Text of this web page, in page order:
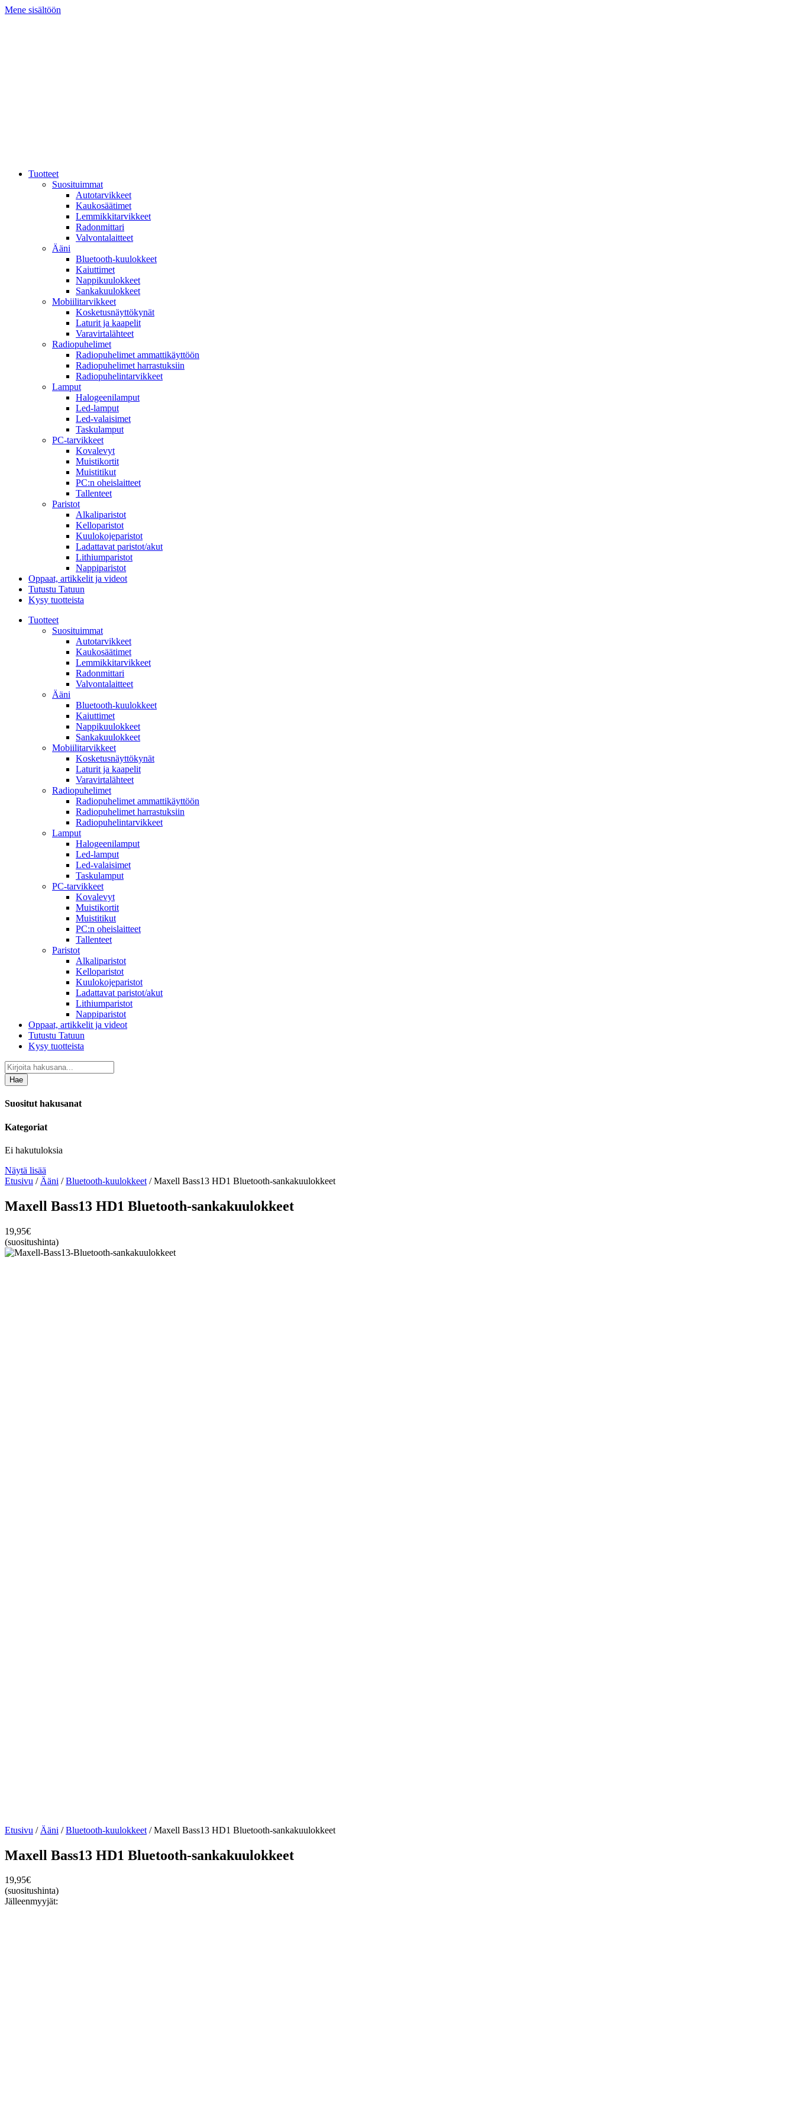
Mene sisältöön
Tuotteet
Suosituimmat
Autotarvikkeet
Kaukosäätimet
Lemmikkitarvikkeet
Radonmittari
Valvontalaitteet
Ääni
Bluetooth-kuulokkeet
Kaiuttimet
Nappikuulokkeet
Sankakuulokkeet
Mobiilitarvikkeet
Kosketusnäyttökynät
Laturit ja kaapelit
Varavirtalähteet
Radiopuhelimet
Radiopuhelimet ammattikäyttöön
Radiopuhelimet harrastuksiin
Radiopuhelintarvikkeet
Lamput
Halogeenilamput
Led-lamput
Led-valaisimet
Taskulamput
PC-tarvikkeet
Kovalevyt
Muistikortit
Muistitikut
PC:n oheislaitteet
Tallenteet
Paristot
Alkaliparistot
Kelloparistot
Kuulokojeparistot
Ladattavat paristot/akut
Lithiumparistot
Nappiparistot
Oppaat, artikkelit ja videot
Tutustu Tatuun
Kysy tuotteista
Tuotteet
Suosituimmat
Autotarvikkeet
Kaukosäätimet
Lemmikkitarvikkeet
Radonmittari
Valvontalaitteet
Ääni
Bluetooth-kuulokkeet
Kaiuttimet
Nappikuulokkeet
Sankakuulokkeet
Mobiilitarvikkeet
Kosketusnäyttökynät
Laturit ja kaapelit
Varavirtalähteet
Radiopuhelimet
Radiopuhelimet ammattikäyttöön
Radiopuhelimet harrastuksiin
Radiopuhelintarvikkeet
Lamput
Halogeenilamput
Led-lamput
Led-valaisimet
Taskulamput
PC-tarvikkeet
Kovalevyt
Muistikortit
Muistitikut
PC:n oheislaitteet
Tallenteet
Paristot
Alkaliparistot
Kelloparistot
Kuulokojeparistot
Ladattavat paristot/akut
Lithiumparistot
Nappiparistot
Oppaat, artikkelit ja videot
Tutustu Tatuun
Kysy tuotteista
Hae
Suositut hakusanat
Kategoriat
Ei hakutuloksia
Näytä lisää
Etusivu / Ääni /Bluetooth-kuulokkeet / Maxell Bass13 HD1 Bluetooth-sankakuulokkeet
Maxell Bass13 HD1 Bluetooth-sankakuulokkeet
19,95€
(suositushinta)
Etusivu / Ääni /Bluetooth-kuulokkeet / Maxell Bass13 HD1 Bluetooth-sankakuulokkeet
Maxell Bass13 HD1 Bluetooth-sankakuulokkeet
19,95€
(suositushinta)
Jälleenmyyjät: